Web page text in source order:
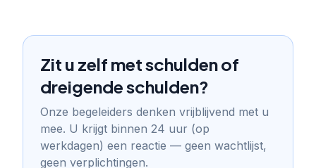
Zit u zelf met schulden of
dreigende schulden?
Onze begeleiders denken vrijblijvend met u
mee. U krijgt binnen 24 uur (op
werkdagen) een reactie — geen wachtlijst,
geen verplichtingen.